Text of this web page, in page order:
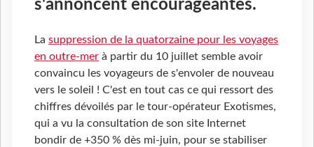
s'annoncent encourageantes.
La suppression de la quatorzaine pour les voyages
en outre-mer à partir du 10 juillet semble avoir
convaincu les voyageurs de s'envoler de nouveau
vers le soleil ! C'est en tout cas ce qui ressort des
chiffres dévoilés par le tour-opérateur Exotismes,
qui a vu la consultation de son site Internet
bondir de +350 % dès mi-juin, pour se stabiliser